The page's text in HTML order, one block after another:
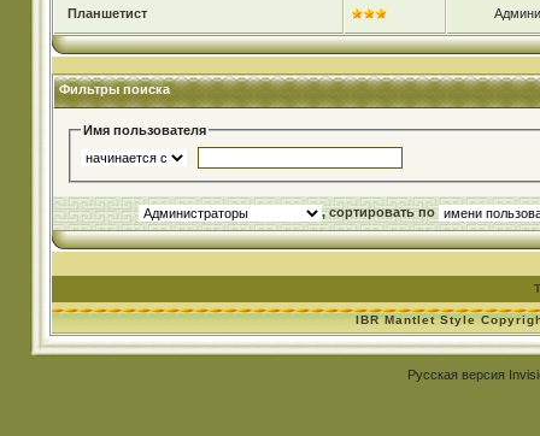
Планшетист
Фильтры поиска
Имя пользователя
, сортировать по
IBR Mantlet Style
Русская версия